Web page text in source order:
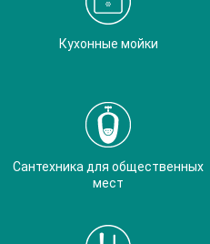
Кухонные мойки
Сантехника для общественных
мест